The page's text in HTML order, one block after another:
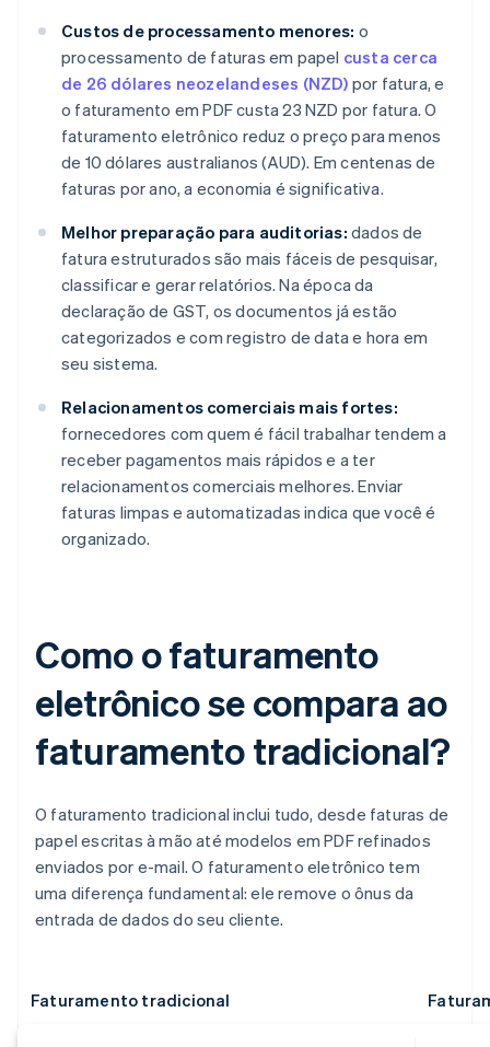
Custos de processamento menores: o
processamento de faturas em papel custa cerca
de 26 dólares neozelandeses (NZD) por fatura, e
o faturamento em PDF custa 23 NZD por fatura. O
faturamento eletrônico reduz o preço para menos
de 10 dólares australianos (AUD). Em centenas de
faturas por ano, a economia é significativa.
Melhor preparação para auditorias: dados de
fatura estruturados são mais fáceis de pesquisar,
classificar e gerar relatórios. Na época da
declaração de GST, os documentos já estão
categorizados e com registro de data e hora em
seu sistema.
Relacionamentos comerciais mais fortes:
fornecedores com quem é fácil trabalhar tendem a
receber pagamentos mais rápidos e a ter
relacionamentos comerciais melhores. Enviar
faturas limpas e automatizadas indica que você é
organizado.
Como o faturamento
eletrônico se compara ao
faturamento tradicional?
O faturamento tradicional inclui tudo, desde faturas de
papel escritas à mão até modelos em PDF refinados
enviados por e-mail. O faturamento eletrônico tem
uma diferença fundamental: ele remove o ônus da
entrada de dados do seu cliente.
Faturamento tradicional